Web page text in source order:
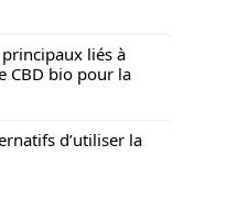
liés à
CBD bio pour la
d’utiliser la